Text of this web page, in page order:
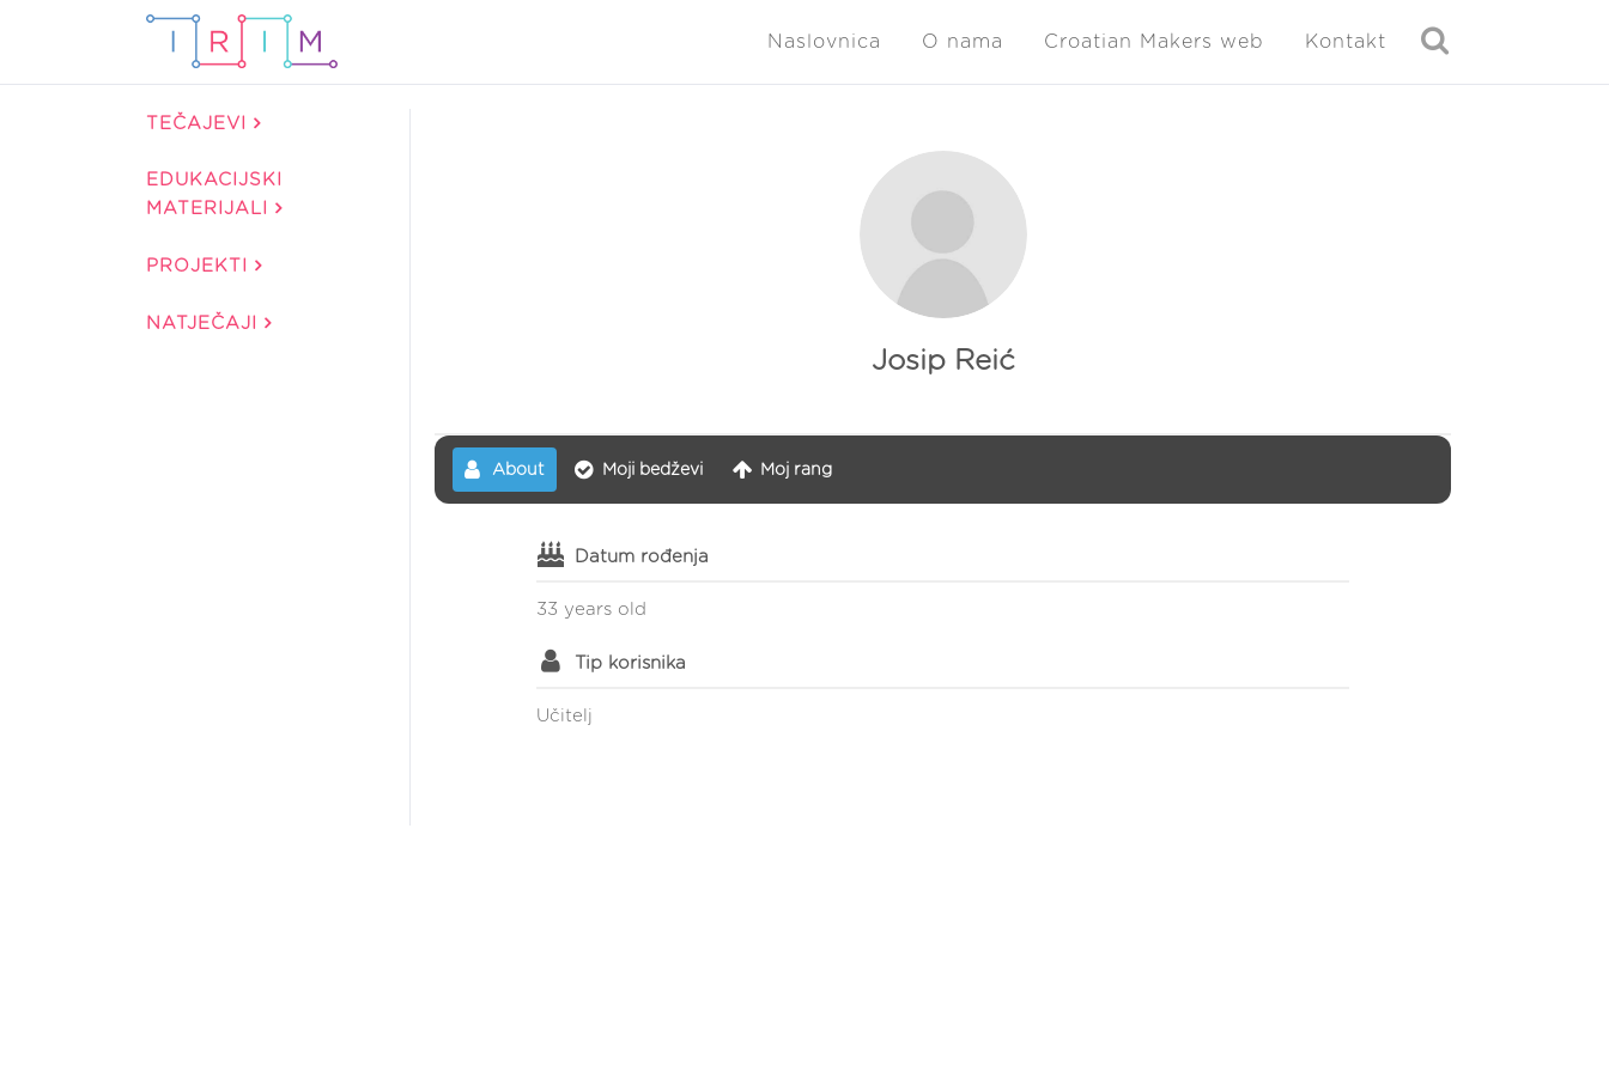
Naslovnica O nama Croatian Makers web Kontakt
TEČAJEVI
EDUKACIJSKI
MATERIJALI
PROJEKTI
NATJEČAJI
Josip Reić
About Moji bedževi Moj rang
Datum rođenja
33 years old
Tip korisnika
Učitelj